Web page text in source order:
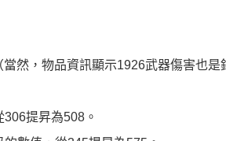
然，物品資訊顯示1926武器傷害也是
提昇為508。